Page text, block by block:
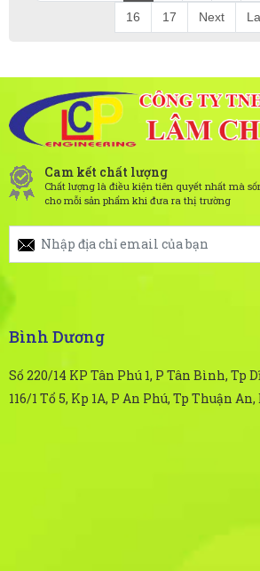
16 17 Next
Cam kết chất lượng
Chất lượng là điều kiện tiên quyết nhất mà
cho mỗi sản phẩm khi đưa ra thị trường
Bình Dương
Số 220/14 KP Tân Phú 1, P Tân Bình, Tp
116/1 Tổ 5, Kp 1A, P An Phú, Tp Thuận